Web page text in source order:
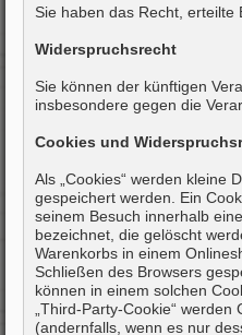
Sie haben das Recht, erteilte
Widerspruchsrecht
Sie können der künftigen
insbesondere gegen die
Cookies und
Als „Cookies“ werden kleine
gespeichert werden. Ein
seinem Besuch innerhalb
bezeichnet, die gelöscht
Warenkorbs in einem
Schließen des Browsers
können in einem solchen
„Third-Party-Cookie“
(andernfalls, wenn es nur